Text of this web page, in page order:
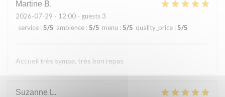
Martine B
2026-07-29 - 12:00 - guests 3
service : 5/5 ambience : 5/5 menu : 5/5 quality_price : 5/5
Accueil très sympa, très bon repas
Suzanne L